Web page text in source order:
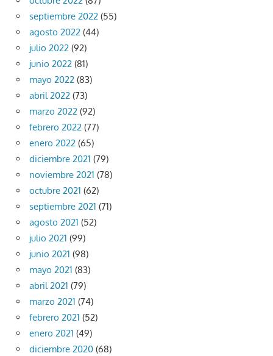
septiembre 2022 (55)
agosto 2022 (44)
julio 2022 (92)
junio 2022 (81)
mayo 2022 (83)
abril 2022 (73)
marzo 2022 (92)
febrero 2022 (77)
enero 2022 (65)
diciembre 2021 (79)
noviembre 2021 (78)
octubre 2021 (62)
septiembre 2021 (71)
agosto 2021 (52)
julio 2021 (99)
junio 2021 (98)
mayo 2021 (83)
abril 2021 (79)
marzo 2021 (74)
febrero 2021 (52)
enero 2021 (49)
diciembre 2020 (68)